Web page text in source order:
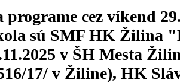
programe cez víkend
sú SMF HK Žilina
v ŠH Mesta
17/ v Žiline), HK